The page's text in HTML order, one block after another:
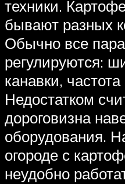
техники.
бывают разных
Обычно все
регулируются:
канавки,
Недостатком
дороговизна
оборудования.
огороде с
неудобно